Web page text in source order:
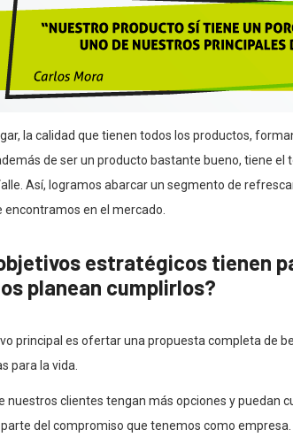
la calidad que tienen todos los productos,
de ser un producto bastante bueno, tiene el
Así, logramos abarcar un segmento de
encontramos en el mercado.
estratégicos tienen
planean cumplirlos?
principal es ofertar una propuesta completa de
para la vida.
nuestros clientes tengan más opciones y puedan
del compromiso que tenemos como empresa.